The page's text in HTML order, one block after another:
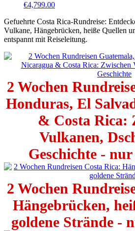
€4,799.00
Gefuehrte Costa Rica-Rundreise:
Vulkane, Hängebrücken, heiße Quellen
entspannt mit Reiseleitung.
2 Wochen
Honduras, El
& Costa Rica:
Vulkanen,
Geschichte -
2 Wochen
Hängebrücken,
goldene Strände -